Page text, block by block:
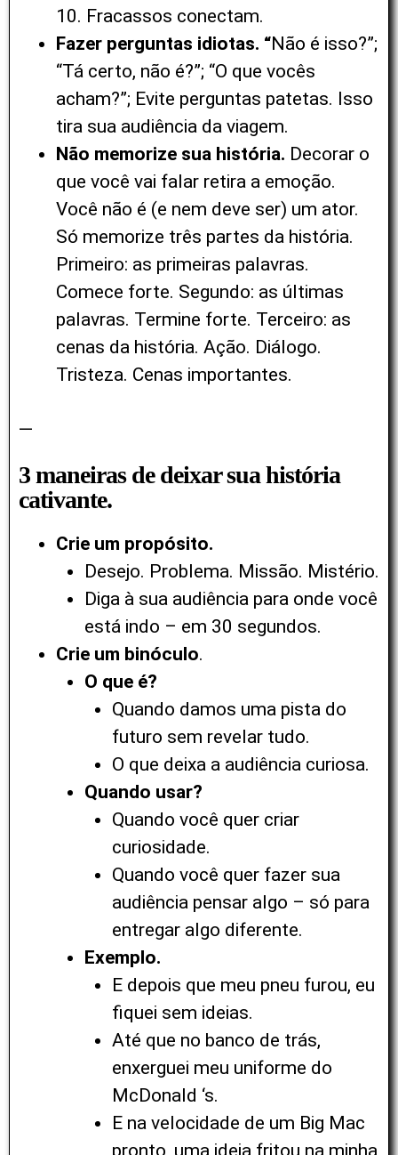
10. Fracassos conectam.
Fazer perguntas idiotas. “Não é isso?”;
“Tá certo, não é?”; “O que vocês
acham?”; Evite perguntas patetas. Isso
tira sua audiência da viagem.
Não memorize sua história. Decorar o
que você vai falar retira a emoção.
Você não é (e nem deve ser) um ator.
Só memorize três partes da história.
Primeiro: as primeiras palavras.
Comece forte. Segundo: as últimas
palavras. Termine forte. Terceiro: as
cenas da história. Ação. Diálogo.
Tristeza. Cenas importantes.
—
3 maneiras de deixar sua história
cativante.
Crie um propósito.
Desejo. Problema. Missão. Mistério.
Diga à sua audiência para onde você
está indo – em 30 segundos.
Crie um binóculo.
O que é?
Quando damos uma pista do
futuro sem revelar tudo.
O que deixa a audiência curiosa.
Quando usar?
Quando você quer criar
curiosidade.
Quando você quer fazer sua
audiência pensar algo – só para
entregar algo diferente.
Exemplo.
E depois que meu pneu furou, eu
fiquei sem ideias.
Até que no banco de trás,
enxerguei meu uniforme do
McDonald ‘s.
E na velocidade de um Big Mac